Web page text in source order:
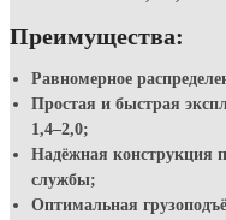
Преимущества:
Равномерное
Простая и быстрая
1,4–2,0;
Надёжная конструкция
службы;